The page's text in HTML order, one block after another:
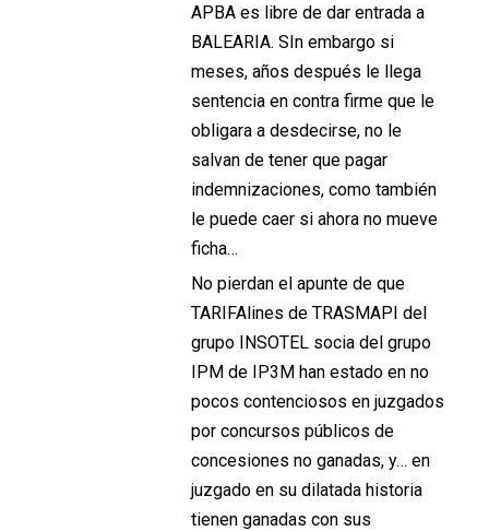
APBA es libre de dar entrada a
BALEARIA. SIn embargo si
meses, años después le llega
sentencia en contra firme que le
obligara a desdecirse, no le
salvan de tener que pagar
indemnizaciones, como también
le puede caer si ahora no mueve
ficha…
No pierdan el apunte de que
TARIFAlines de TRASMAPI del
grupo INSOTEL socia del grupo
IPM de IP3M han estado en no
pocos contenciosos en juzgados
por concursos públicos de
concesiones no ganadas, y… en
juzgado en su dilatada historia
tienen ganadas con sus